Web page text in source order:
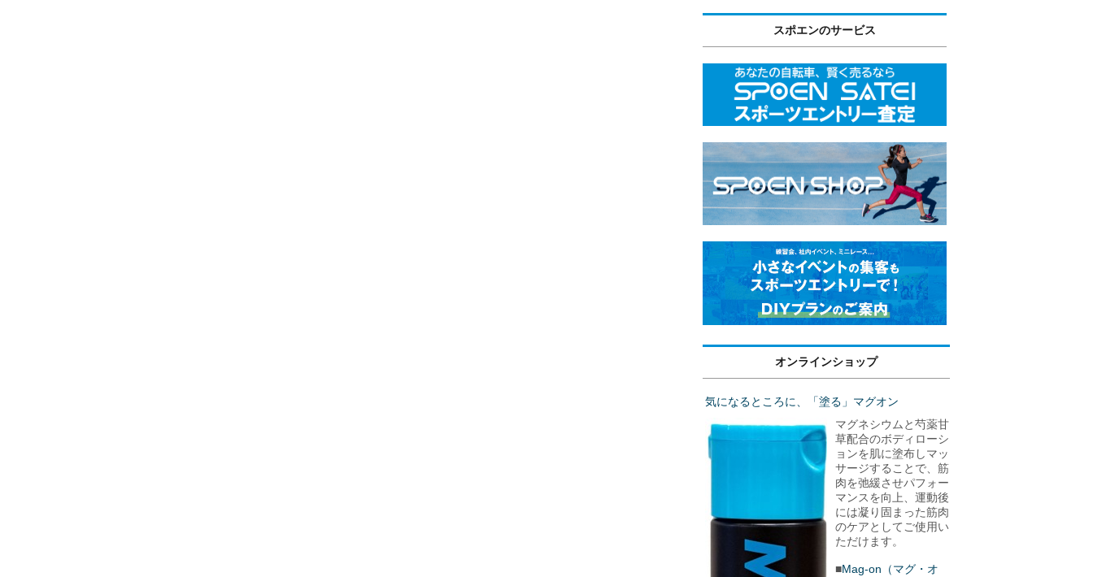
スポエンのサービス
オンラインショップ
気になるところに、「塗る」マグオン
マグネシウムと芍薬甘
草配合のボディローシ
ョンを肌に塗布しマッ
サージすることで、筋
肉を弛緩させパフォー
マンスを向上、運動後
には凝り固まった筋肉
のケアとしてご使用い
ただけます。
■Mag-on（マグ・オ